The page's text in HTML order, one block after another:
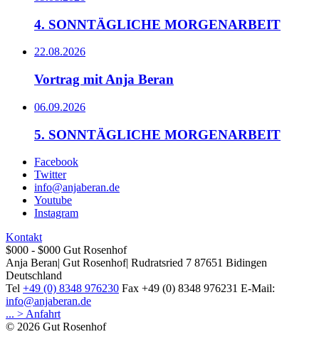
4. SONNTÄGLICHE MORGENARBEIT
22.08.2026
Vortrag mit Anja Beran
06.09.2026
5. SONNTÄGLICHE MORGENARBEIT
Facebook
Twitter
info@anjaberan.de
Youtube
Instagram
Kontakt
$000 - $000 Gut Rosenhof
Anja Beran| Gut Rosenhof| Rudratsried 7 87651 Bidingen
Deutschland
Tel +49 (0) 8348 976230 Fax +49 (0) 8348 976231 E-Mail:
info@anjaberan.de
... > Anfahrt
© 2026 Gut Rosenhof